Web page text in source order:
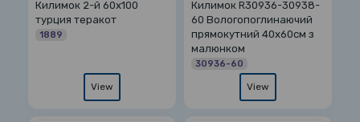
Килимок 2-й 60х100
турция теракот
1889
View
Килимок R30936-30938-
60 Вологопоглинаючий
прямокутний 40х60см з
малюнком
30936-60
View